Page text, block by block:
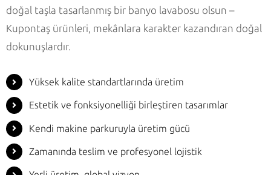
doğal taşla tasarlanmış bir banyo lavabosu olsun –
Kupontaş ürünleri, mekânlara karakter kazandıran doğal
dokunuşlardır.
Yüksek kalite standartlarında üretim
Estetik ve fonksiyonelliği birleştiren tasarımlar
Kendi makine parkuruyla üretim gücü
Zamanında teslim ve profesyonel lojistik